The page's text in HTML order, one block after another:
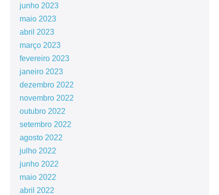
junho 2023
maio 2023
abril 2023
março 2023
fevereiro 2023
janeiro 2023
dezembro 2022
novembro 2022
outubro 2022
setembro 2022
agosto 2022
julho 2022
junho 2022
maio 2022
abril 2022